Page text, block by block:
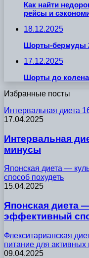
Как найти
рейсы и
18.12.2025
Шорты-бермуды
17.12.2025
Шорты до колена
Избранные посты
Интервальная диета
17.04.2025
Интервальная
минусы
Японская диета —
способ похудеть
15.04.2025
Японская диета
эффективный
Флекситарианская
питание для
09.04.2025